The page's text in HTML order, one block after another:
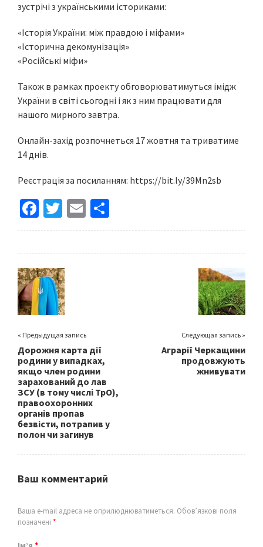
зустрічі з українськими істориками:
«Історія України: між правдою і міфами»
«Історична декомунізація»
«Російські міфи»
Також в рамках проекту обговорюватимуться імідж
України в світі сьогодні і як з ним працювати для
нашого мирного завтра.
Онлайн-захід розпочнеться 17 жовтня та триватиме
14 днів.
Реєстрація за посиланням: https://bit.ly/39Mn2sb
Fa
ce
o
o
k
T
wi
er
E
m h
« Предыдущая запись
Дорожня карта дії
родини у випадках,
якщо член родини
зарахований до лав
ЗСУ (в тому числі ТрО),
правоохоронних
органів пропав
безвісти, потрапив у
полон чи загинув
Следующая запись »
Аграрії Черкащини
продовжують
жнивувати
Ваш комментарий
Ваша e-mail адреса не оприлюднюватиметься. Обов’язкові поля
позначені *